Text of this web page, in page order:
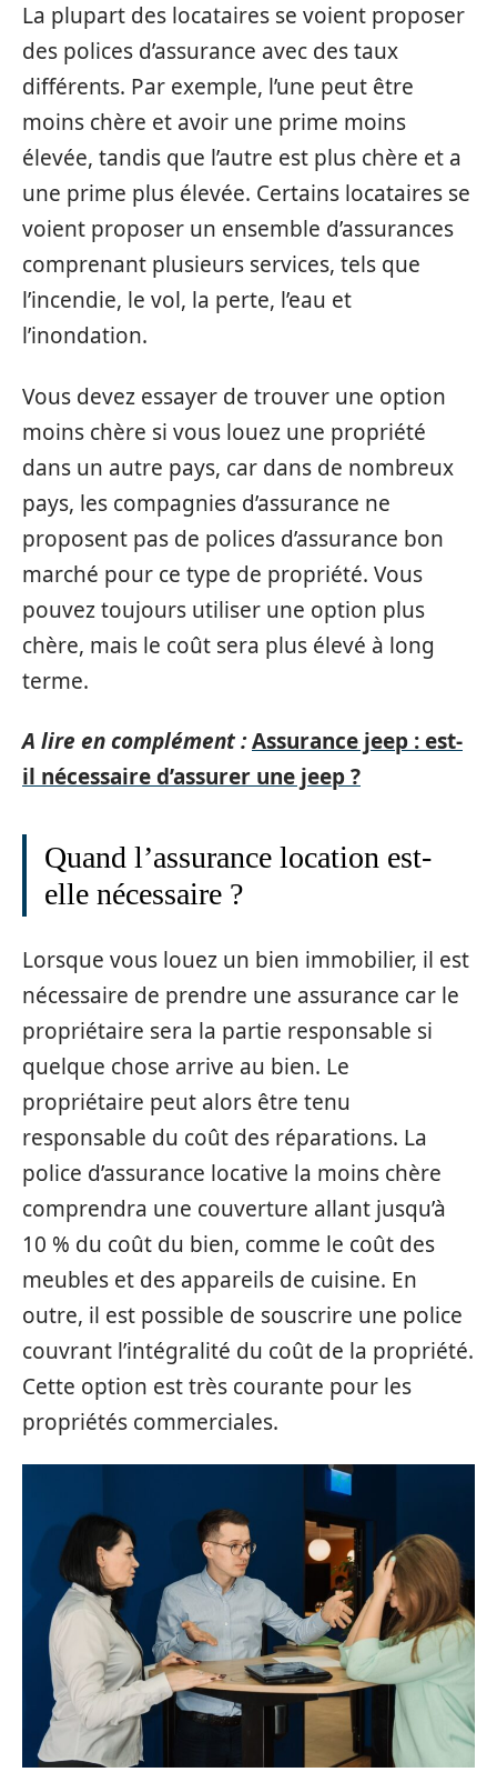
La plupart des locataires se voient proposer
des polices d’assurance avec des taux
différents. Par exemple, l’une peut être
moins chère et avoir une prime moins
élevée, tandis que l’autre est plus chère et a
une prime plus élevée. Certains locataires se
voient proposer un ensemble d’assurances
comprenant plusieurs services, tels que
l’incendie, le vol, la perte, l’eau et
l’inondation.
Vous devez essayer de trouver une option
moins chère si vous louez une propriété
dans un autre pays, car dans de nombreux
pays, les compagnies d’assurance ne
proposent pas de polices d’assurance bon
marché pour ce type de propriété. Vous
pouvez toujours utiliser une option plus
chère, mais le coût sera plus élevé à long
terme.
A lire en complément :Assurance jeep : est-
il nécessaire d’assurer une jeep ?
Quand l’assurance location est-
elle nécessaire ?
Lorsque vous louez un bien immobilier, il est
nécessaire de prendre une assurance car le
propriétaire sera la partie responsable si
quelque chose arrive au bien. Le
propriétaire peut alors être tenu
responsable du coût des réparations. La
police d’assurance locative la moins chère
comprendra une couverture allant jusqu’à
10 % du coût du bien, comme le coût des
meubles et des appareils de cuisine. En
outre, il est possible de souscrire une police
couvrant l’intégralité du coût de la propriété.
Cette option est très courante pour les
propriétés commerciales.